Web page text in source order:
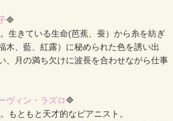
🔷
生きている生命(芭蕉、蚕）から糸を紡ぎ
木、藍、紅露）に秘められた色を誘い出
、月の満ち欠けに波長を合わせながら仕事
ヴィン・ラズロ🔷
もともと天才的なピアニスト。